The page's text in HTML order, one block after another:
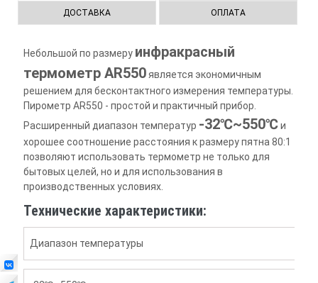
ДОСТАВКА ОПЛАТА
Небольшой по размеру инфракрасный
термометр AR550является экономичным
решением для бесконтактного измерения температуры.
Пирометр AR550 - простой и практичный прибор.
Расширенный диапазон температур -32℃~550℃и
хорошее соотношение расстояния к размеру пятна 80:1
позволяют использовать термометр не только для
бытовых целей, но и для использования в
производственных условиях.
Технические характеристики:
Диапазон температуры